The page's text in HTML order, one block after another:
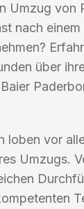
Umzug von
nach
über
loben vor
Umzugs.